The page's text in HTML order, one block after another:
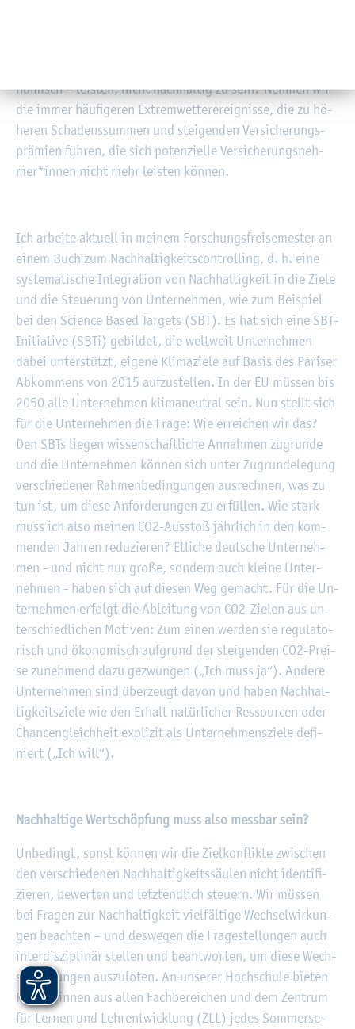
no­misch – leis­ten, nicht nach­hal­tig zu sein? Neh­men wir
die immer häu­fi­ge­ren Ex­trem­wet­ter­er­eig­nis­se, die zu hö­
he­ren Scha­dens­sum­men und stei­gen­den Ver­si­che­rungs­
prä­mi­en füh­ren, die sich po­ten­zi­el­le Ver­si­che­rungs­neh­
mer*innen nicht mehr leis­ten kön­nen.
Ich ar­bei­te ak­tu­ell in mei­nem For­schungs­frei­se­mes­ter an
einem Buch zum Nach­hal­tig­keits­con­trol­ling, d. h. eine
sys­te­ma­ti­sche In­te­gra­ti­on von Nach­hal­tig­keit in die Ziele
und die Steue­rung von Un­ter­neh­men, wie zum Bei­spiel
bei den Sci­ence Based Tar­gets (SBT). Es hat sich eine SBT-
In­itia­ti­ve (SBTi) ge­bil­det, die welt­weit Un­ter­neh­men
dabei un­ter­stützt, ei­ge­ne Kli­ma­zie­le auf Basis des Pa­ri­ser
Ab­kom­mens von 2015 auf­zu­stel­len. In der EU müs­sen bis
2050 alle Un­ter­neh­men kli­ma­neu­tral sein. Nun stellt sich
für die Un­ter­neh­men die Frage: Wie er­rei­chen wir das?
Den SBTs lie­gen wis­sen­schaft­li­che An­nah­men zu­grun­de
und die Un­ter­neh­men kön­nen sich unter Zu­grun­de­le­gung
ver­schie­de­ner Rah­men­be­din­gun­gen aus­rech­nen, was zu
tun ist, um diese An­for­de­run­gen zu er­fül­len. Wie stark
muss ich also mei­nen CO2-Aus­stoß jähr­lich in den kom­
men­den Jah­ren re­du­zie­ren? Et­li­che deut­sche Un­ter­neh­
men - und nicht nur große, son­dern auch klei­ne Un­ter­
neh­men - haben sich auf die­sen Weg ge­macht. Für die Un­
ter­neh­men er­folgt die Ab­lei­tung von CO2-Zie­len aus un­
ter­schied­li­chen Mo­ti­ven: Zum einen wer­den sie re­gu­la­to­
risch und öko­no­misch auf­grund der stei­gen­den CO2-Prei­
se zu­neh­mend dazu ge­zwun­gen („Ich muss ja“). An­de­re
Un­ter­neh­men sind über­zeugt davon und haben Nach­hal­
tig­keits­zie­le wie den Er­halt na­tür­li­cher Res­sour­cen oder
Chan­cen­gleich­heit ex­pli­zit als Un­ter­neh­mens­zie­le de­fi­
niert („Ich will“).
Nach­hal­ti­ge Wert­schöp­fung muss also mess­bar sein?
Un­be­dingt, sonst kön­nen wir die Ziel­kon­flik­te zwi­schen
den ver­schie­de­nen Nach­hal­tig­keits­säu­len nicht iden­ti­fi­
zie­ren, be­wer­ten und letzt­end­lich steu­ern. Wir müs­sen
bei Fra­gen zur Nach­hal­tig­keit viel­fäl­ti­ge Wech­sel­wir­kun­
gen be­ach­ten – und des­we­gen die Fra­ge­stel­lun­gen auch
in­ter­dis­zi­pli­när stel­len und be­ant­wor­ten, um diese Wech­
sel­wir­kun­gen aus­zu­lo­ten. An un­se­rer Hoch­schu­le bie­ten
Kol­leg*innen aus allen Fach­be­rei­chen und dem Zen­trum
für Ler­nen und Lehr­ent­wick­lung (ZLL) jedes Som­mer­se­